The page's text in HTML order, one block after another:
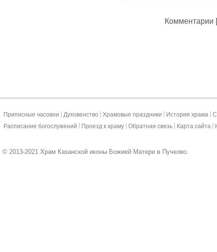
Комментарии
Приписные часовни Духовенство Храмовые праздники История храма
Расписание богослужений
Проезд к храму Обратная связь Карта сайта
© 2013-2021 Храм Казанской иконы Божией Матери в Пучково.